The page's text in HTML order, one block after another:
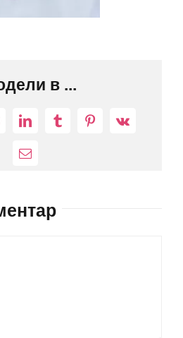
в ...
LinkedInTumblrPinterest
Vk
Електронна